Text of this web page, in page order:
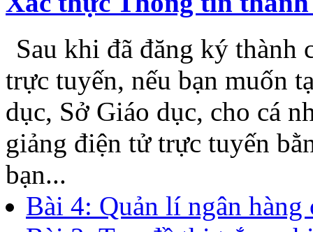
Khắc phục hiện tượng
trên PowerPoint và Word
Thử nghiệm Hệ thống
Xem tiếp
Hướng dẫn sử dụng
Xác thực Thông tin